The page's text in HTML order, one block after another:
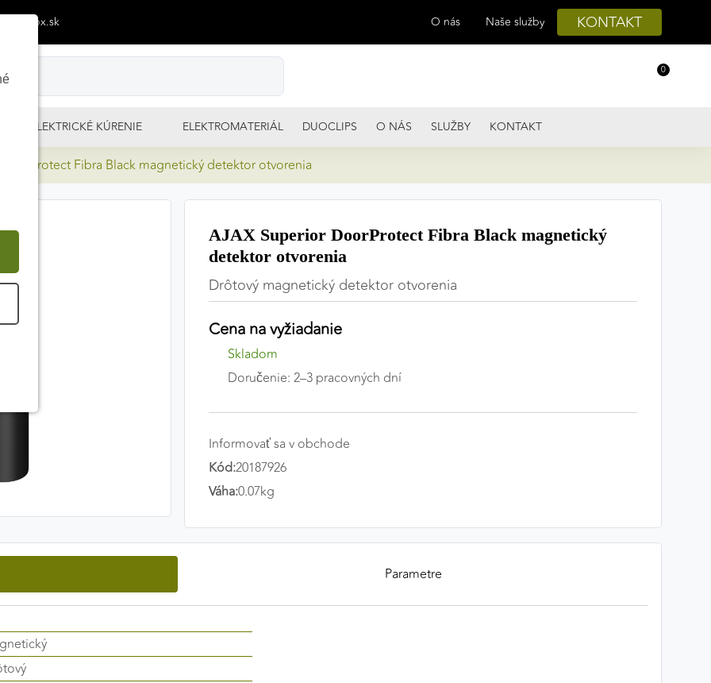
O nás Naše služby KONTAKT
0
ELEKTRICKÉ KÚRENIE ELEKTROMATERIÁL DUOCLIPS O NÁS SLUŽBY KONTAKT
Fibra Black magnetický detektor otvorenia
AJAX Superior DoorProtect Fibra Black magnetický
detektor otvorenia
Drôtový magnetický detektor otvorenia
Cena na vyžiadanie
Skladom
Doručenie: 2–3 pracovných dní
Informovať sa v obchode
Kód:20187926
Váha:0.07kg
Parametre